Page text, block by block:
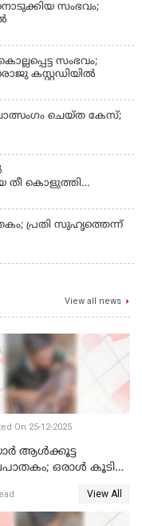
സംഭവം;
സംഭവം;
കേസില്‍ സുഹൃത്ത് സിദ്ധരാജു കസ്റ്റഡിയില്‍
ചെയ്ത കേസ്;
തീ കൊളുത്തി
പ്രതി സുഹൃത്തെന്ന്
View all news
On 25-12-2025
ആള്‍ക്കൂട്ട
ഒരാള്‍ കൂടി
View All